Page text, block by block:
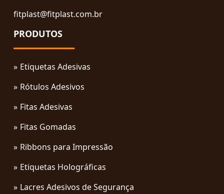
fitplast@fitplast.com.br
PRODUTOS
Etiquetas Adesivas
Rótulos Adesivos
Fitas Adesivas
Fitas Gomadas
Ribbons para Impressão
Etiquetas Holográficas
Lacres Adesivos de Segurança